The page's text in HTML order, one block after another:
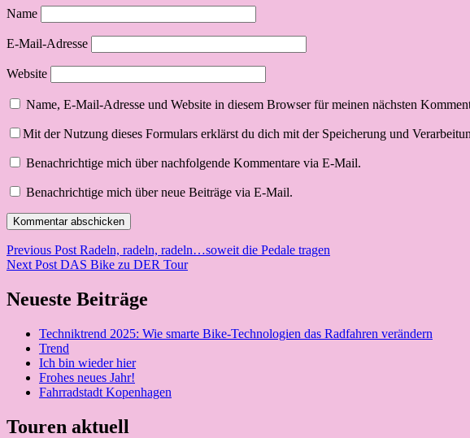
Name
E-Mail-Adresse
Website
Name, E-Mail-Adresse und Website in diesem Browser für meinen nächsten
Mit der Nutzung dieses Formulars erklärst du dich mit der Speicherung und
Benachrichtige mich über nachfolgende Kommentare via E-Mail.
Benachrichtige mich über neue Beiträge via E-Mail.
Beitragsnavigation
Previous Post Radeln, radeln, radeln…soweit die Pedale tragen
Next Post DAS Bike zu DER Tour
Neueste Beiträge
Techniktrend 2025: Wie smarte Bike-Technologien das Radfahren verändern
Trend
Ich bin wieder hier
Frohes neues Jahr!
Fahrradstadt Kopenhagen
Touren aktuell